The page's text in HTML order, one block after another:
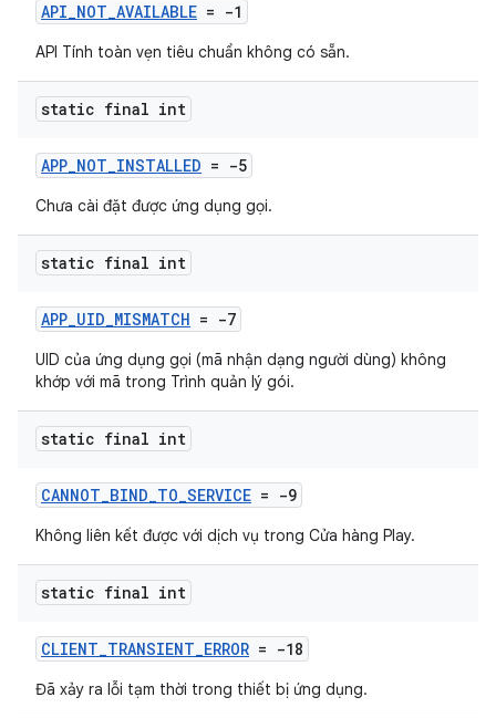
API_NOT_AVAILABLE = -1
API Tính toàn vẹn tiêu chuẩn không có sẵn.
static final int
APP_NOT_INSTALLED = -5
Chưa cài đặt được ứng dụng gọi.
static final int
APP_UID_MISMATCH = -7
UID của ứng dụng gọi (mã nhận dạng người dùng) không
khớp với mã trong Trình quản lý gói.
static final int
CANNOT_BIND_TO_SERVICE = -9
Không liên kết được với dịch vụ trong Cửa hàng Play.
static final int
CLIENT_TRANSIENT_ERROR = -18
Đã xảy ra lỗi tạm thời trong thiết bị ứng dụng.